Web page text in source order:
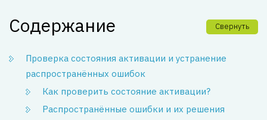
Содержание Свернуть
Проверка состояния активации и устранение
распространённых ошибок
Как проверить состояние активации?
Распространённые ошибки и их решения